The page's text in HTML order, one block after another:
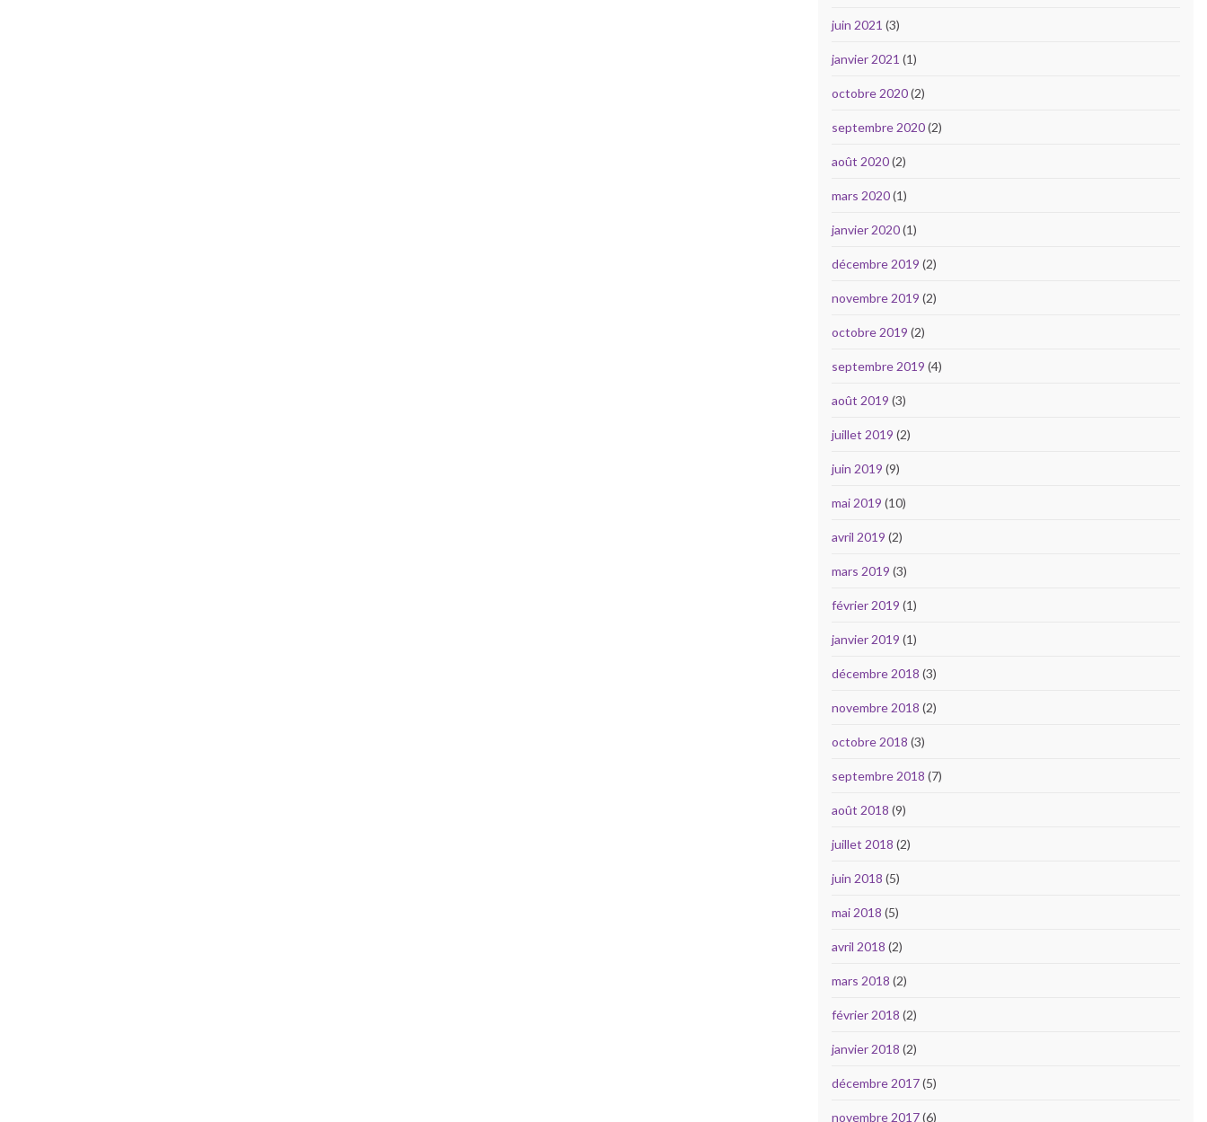
juin 2021 (3)
janvier 2021 (1)
octobre 2020(2)
septembre 2020(2)
août 2020(2)
mars 2020(1)
janvier 2020(1)
décembre 2019 (2)
novembre 2019 (2)
octobre 2019 (2)
septembre 2019 (4)
août 2019 (3)
juillet 2019 (2)
juin 2019 (9)
mai 2019 (10)
avril 2019 (2)
mars 2019 (3)
février 2019 (1)
janvier 2019 (1)
décembre 2018 (3)
novembre 2018 (2)
octobre 2018 (3)
septembre 2018 (7)
août 2018 (9)
juillet 2018 (2)
juin 2018 (5)
mai 2018 (5)
avril 2018 (2)
mars 2018 (2)
février 2018 (2)
janvier 2018 (2)
décembre 2017(5)
novembre 2017(6)